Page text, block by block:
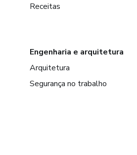
Receitas
Engenharia e arquitetura
Arquitetura
Segurança no trabalho